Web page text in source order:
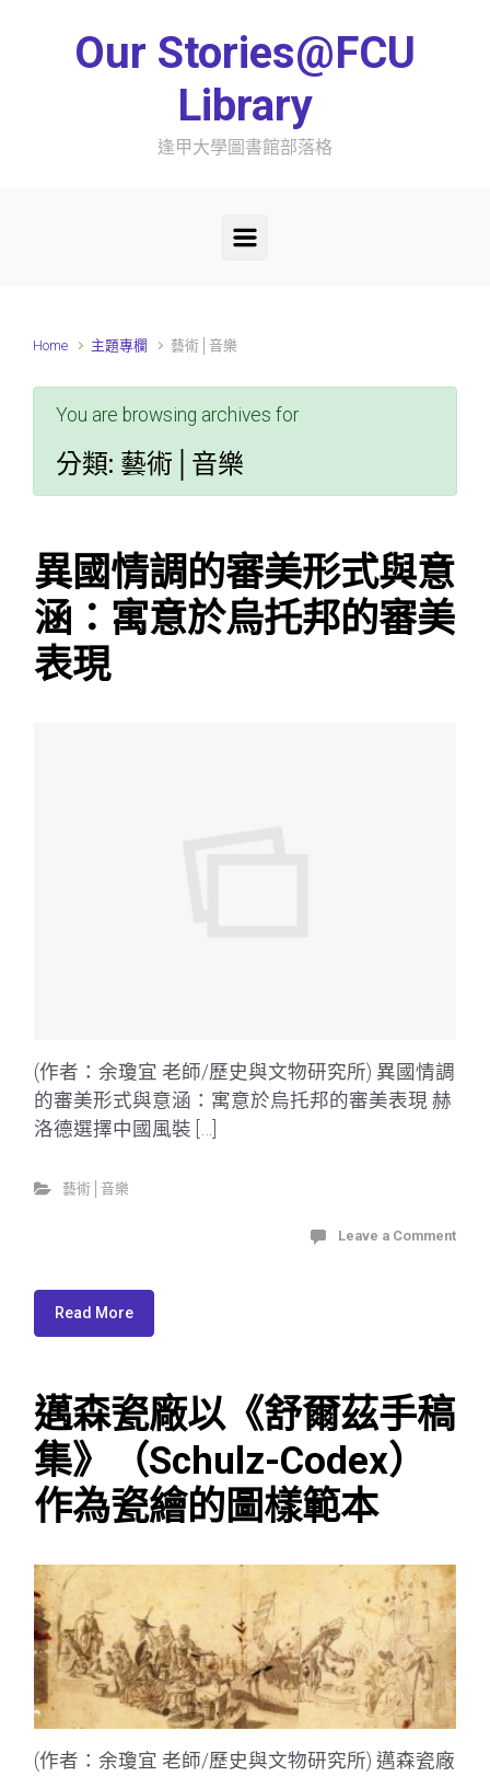
Our Stories@FCU
Library
逢甲大學圖書館部落格
Home 主題專欄 藝術│音樂
You are browsing archives for
分類: 藝術│音樂
異國情調的審美形式與意
涵：寓意於烏托邦的審美
表現
(作者：余瓊宜 老師/歷史與文物研究所) 異國情調
的審美形式與意涵：寓意於烏托邦的審美表現 赫
洛德選擇中國風裝 […]
藝術│音樂
Leave a Comment
Read More
邁森瓷廠以《舒爾茲手稿
集》（Schulz-Codex）
作為瓷繪的圖樣範本
(作者：余瓊宜 老師/歷史與文物研究所) 邁森瓷廠